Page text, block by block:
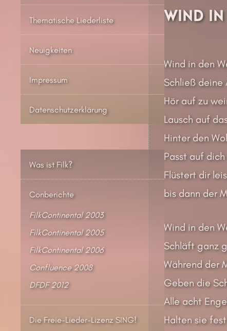
Wind in
Wind in den
Schließ deine
Hör auf zu
Lausch auf
Hinter den
Passt auf
Flüstert dir
bis dann der
Wind in den
Schläft ganz
Während der
Geben die
Alle acht
Halten sie
Thematische Liederliste
Neuigkeiten
Impressum
Datenschutzerklärung
Was ist Filk?
Conberichte
FilkContinental 2003
FilkContinental 2005
FilkContinental 2006
Confluence 2008
DFDF 2012
Die Freie-Lieder-Lizenz SING!